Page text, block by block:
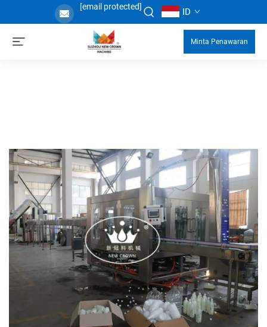
[email protected] ID
Minta Penawaran